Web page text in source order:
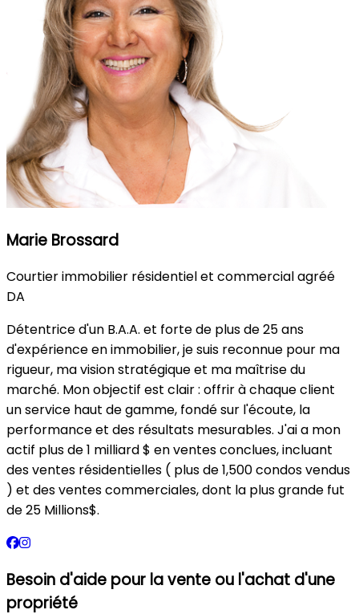
Marie Brossard
Courtier immobilier résidentiel et commercial agréé
DA
Détentrice d'un B.A.A. et forte de plus de 25 ans
d'expérience en immobilier, je suis reconnue pour ma
rigueur, ma vision stratégique et ma maîtrise du
marché. Mon objectif est clair : offrir à chaque client
un service haut de gamme, fondé sur l'écoute, la
performance et des résultats mesurables. J'ai a mon
actif plus de 1 milliard $ en ventes conclues, incluant
des ventes résidentielles ( plus de 1,500 condos vendus
) et des ventes commerciales, dont la plus grande fut
de 25 Millions$.
Besoin d'aide pour la vente ou l'achat d'une
propriété